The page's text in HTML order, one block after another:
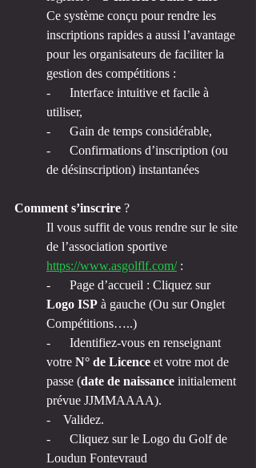
Ce système conçu pour rendre les
inscriptions rapides a aussi l’avantage
pour les organisateurs de faciliter la
gestion des compétitions :
-      Interface intuitive et facile à
utiliser,
-      Gain de temps considérable,
-      Confirmations d’inscription (ou
de désinscription) instantanées
Comment s’inscrire ?
Il vous suffit de vous rendre sur le site
de l’association sportive
https://www.asgolflf.com/ :
-      Page d’accueil : Cliquez sur
Logo ISP à gauche (Ou sur Onglet
Compétitions…..)
-      Identifiez-vous en renseignant
votre N° de Licence et votre mot de
passe (date de naissance initialement
prévue JJMMAAAA).
-    Validez.
-      Cliquez sur le Logo du Golf de
Loudun Fontevraud